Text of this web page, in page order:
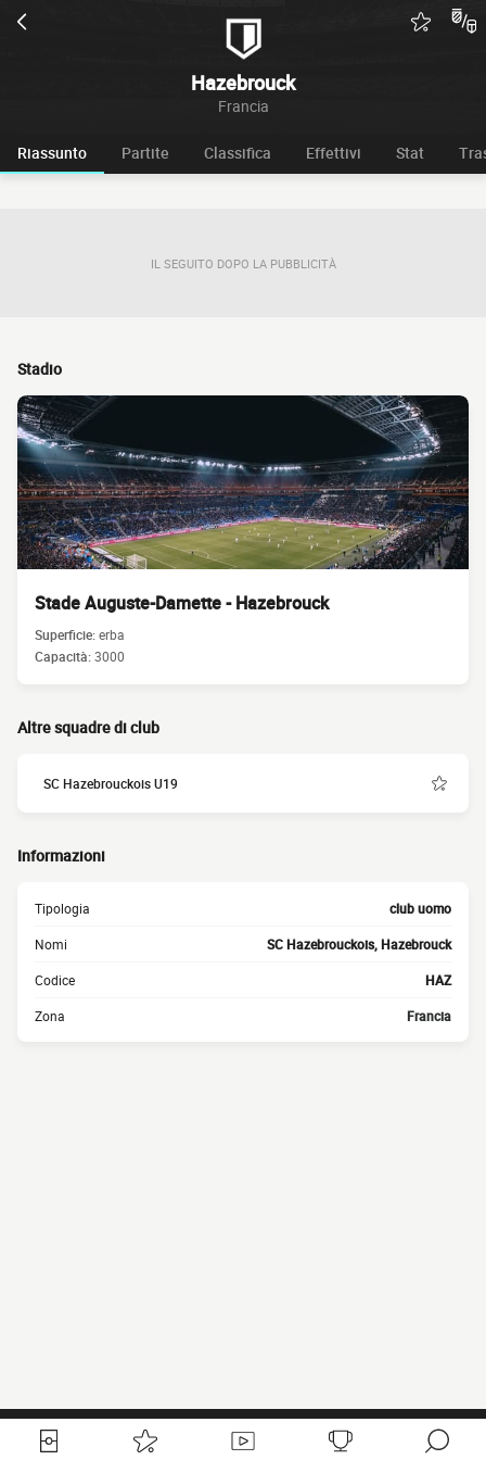
Hazebrouck
Francia
Riassunto Partite Classifica Effettivi Stat
IL SEGUITO DOPO LA PUBBLICITÀ
Stadio
Stade Auguste-Damette - Hazebrouck
Superficie:erba
Capacità:3000
Altre squadre di club
SC Hazebrouckois U19
Informazioni
Tipologia club uomo
Nomi SC Hazebrouckois, Hazebrouck
Codice HAZ
Zona Francia